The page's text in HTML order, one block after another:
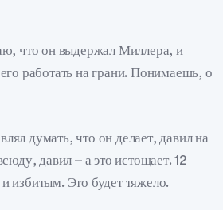
что он выдержал Миллера, и
работать на грани. Понимаешь, о
думать, что он делает, давил на
давил – а это истощает. 12
избитым. Это будет тяжело.